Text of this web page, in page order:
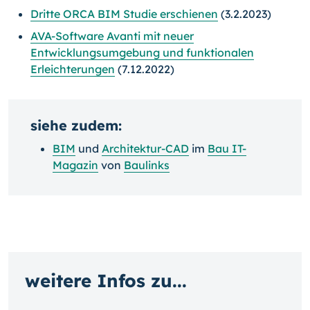
Dritte ORCA BIM Studie erschienen (3.2.2023)
AVA-Software Avanti mit neuer
Entwicklungsumgebung und funktionalen
Erleichterungen (7.12.2022)
siehe zudem:
BIM und Architektur-CAD im Bau IT-
Magazin von Baulinks
weitere Infos zu...